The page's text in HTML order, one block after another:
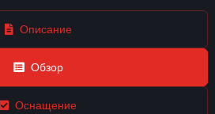
Описание
Обзор
Оснащение